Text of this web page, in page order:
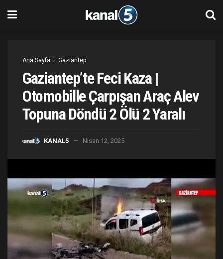
Ana Sayfa Gaziantep
Gaziantep’te Feci Kaza |
Otomobille Çarpışan Araç Alev
Topuna Döndü 2 Ölü 2 Yaralı
KANAL5 Nisan 12, 2025